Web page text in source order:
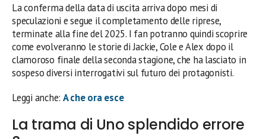
La conferma della data di uscita arriva dopo mesi di
speculazioni e segue il completamento delle riprese,
terminate alla fine del 2025. I fan potranno quindi scoprire
come evolveranno le storie di Jackie, Cole e Alex dopo il
clamoroso finale della seconda stagione, che ha lasciato in
sospeso diversi interrogativi sul futuro dei protagonisti.
Leggi anche: A che ora esce
La trama di Uno splendido errore